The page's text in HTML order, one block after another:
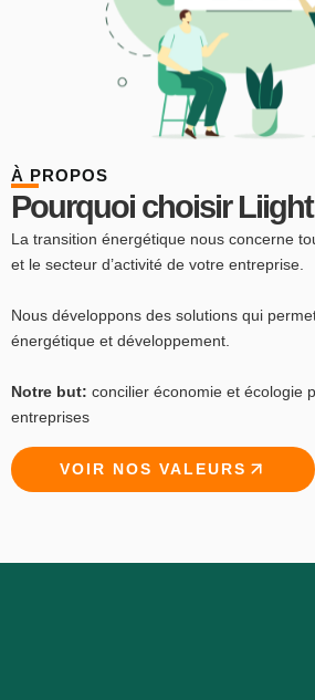
À PROPOS
Pourquoi choisir
La transition énergétique nous concerne
et le secteur d’activité de votre entreprise.
Nous développons des solutions qui
énergétique et développement.
Notre but: concilier économie et écologie
entreprises
VOIR NOS VALEURS